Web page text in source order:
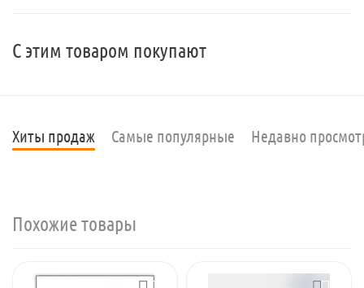
С этим товаром покупают
Хиты продаж Самые популярные Недавно
Похожие товары